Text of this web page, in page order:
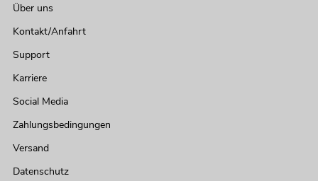
Über uns
Kontakt/Anfahrt
Support
Karriere
Social Media
Zahlungsbedingungen
Versand
Datenschutz